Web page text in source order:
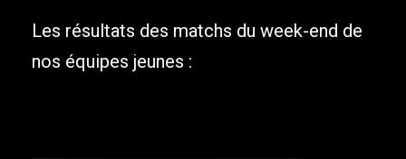
Les résultats des matchs du week-end de
nos équipes jeunes :